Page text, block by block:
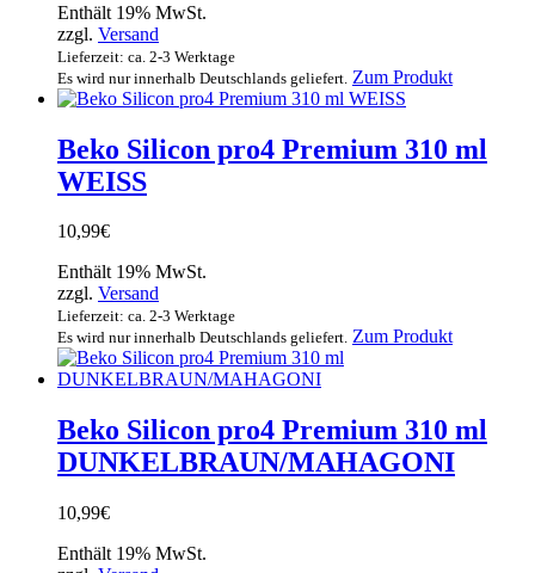
Enthält 19% MwSt.
zzgl. Versand
Lieferzeit: ca. 2-3 Werktage
Es wird nur innerhalb Deutschlands geliefert. Zum Produkt
Beko Silicon pro4 Premium 310 ml
WEISS
10,99€
Enthält 19% MwSt.
zzgl. Versand
Lieferzeit: ca. 2-3 Werktage
Es wird nur innerhalb Deutschlands geliefert. Zum Produkt
Beko Silicon pro4 Premium 310 ml
DUNKELBRAUN/MAHAGONI
10,99€
Enthält 19% MwSt.